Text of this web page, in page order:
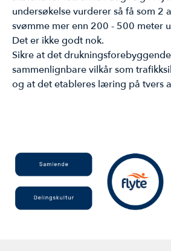
undersøkelse vurderer så få som 2
svømme mer enn 200 - 500 meter
Det er ikke godt nok.
Sikre at det
sammenlignbare vilkår som
og at det etableres læring på tvers